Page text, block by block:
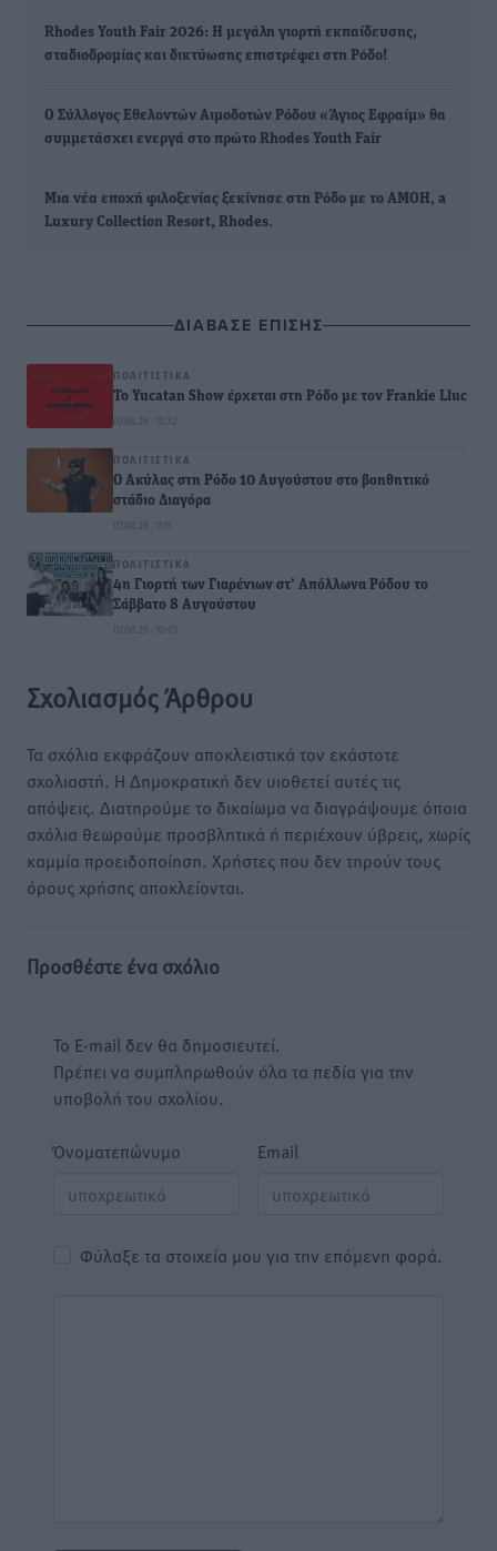
Rhodes Youth Fair 2026: Η μεγάλη γιορτή εκπαίδευσης,
σταδιοδρομίας και δικτύωσης επιστρέφει στη Ρόδο!
Ο Σύλλογος Εθελοντών Αιμοδοτών Ρόδου «Άγιος Εφραίμ» θα
συμμετάσχει ενεργά στο πρώτο Rhodes Youth Fair
Μια νέα εποχή φιλοξενίας ξεκίνησε στη Ρόδο με το AMOH, a
Luxury Collection Resort, Rhodes.
ΔΙΑΒΑΣΕ ΕΠΙΣΗΣ
ΠΟΛΙΤΙΣΤΙΚΆ
Το Yucatan Show έρχεται στη Ρόδο με τον Frankie Lluc
07.08.26 · 13:32
ΠΟΛΙΤΙΣΤΙΚΆ
Ο Ακύλας στη Ρόδο 10 Αυγούστου στο βοηθητικό
στάδιο Διαγόρα
07.08.26 · 11:11
ΠΟΛΙΤΙΣΤΙΚΆ
4η Γιορτή των Γιαρένιων στ’ Απόλλωνα Ρόδου το
Σάββατο 8 Αυγούστου
07.08.26 · 10:45
Σχολιασμός Άρθρου
Τα σχόλια εκφράζουν αποκλειστικά τον εκάστοτε
σχολιαστή. Η Δημοκρατική δεν υιοθετεί αυτές τις
απόψεις. Διατηρούμε το δικαίωμα να διαγράψουμε όποια
σχόλια θεωρούμε προσβλητικά ή περιέχουν ύβρεις, χωρίς
καμμία προειδοποίηση. Χρήστες που δεν τηρούν τους
όρους χρήσης αποκλείονται.
Προσθέστε ένα σχόλιο
Το E-mail δεν θα δημοσιευτεί.
Πρέπει να συμπληρωθούν όλα τα πεδία για την
υποβολή του σχολίου.
Όνοματεπώνυμο Email
Φύλαξε τα στοιχεία μου για την επόμενη φορά.